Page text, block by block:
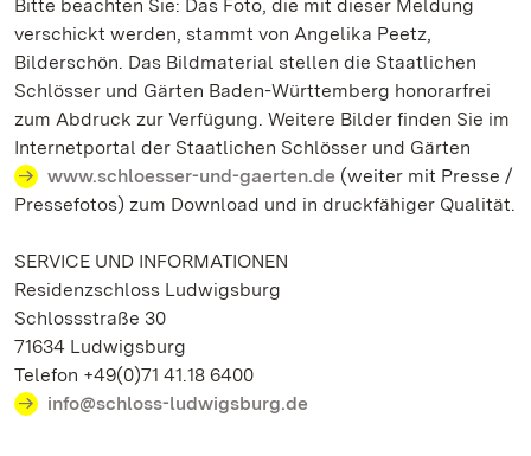
Bitte beachten Sie: Das Foto, die mit dieser Meldung
verschickt werden, stammt von Angelika Peetz,
Bilderschön. Das Bildmaterial stellen die Staatlichen
Schlösser und Gärten Baden-Württemberg honorarfrei
zum Abdruck zur Verfügung. Weitere Bilder finden Sie im
Internetportal der Staatlichen Schlösser und Gärten
www.schloesser-und-gaerten.de (weiter mit Presse /
Pressefotos) zum Download und in druckfähiger Qualität.
SERVICE UND INFORMATIONEN
Residenzschloss Ludwigsburg
Schlossstraße 30
71634 Ludwigsburg
Telefon +49(0)71 41.18 6400
info@schloss-ludwigsburg.de